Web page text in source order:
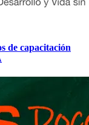
de capacitación